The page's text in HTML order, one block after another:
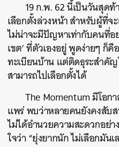
19 ก.พ. 62 นี้เป็นวันสุดท้
เลือกตั้งล่วงหน้า สำหรับผู้ที่จ
ไม่น่าจะมีปัญหาเท่ากับคนที่อ
เขต’ ที่ตัวเองอยู่ พูดง่ายๆ ก็
ทะเบียนบ้าน แต่ติดธุระสำคั
สามารถไปเลือกตั้งได้
The Momentum มีโอ
แพร่ พบว่าหลายคนยังคงสับส
ไม่ได้อำนวยความสะดวกอย่
ใจว่า “ยุ่งยากนัก ไม่เลือกมันเ